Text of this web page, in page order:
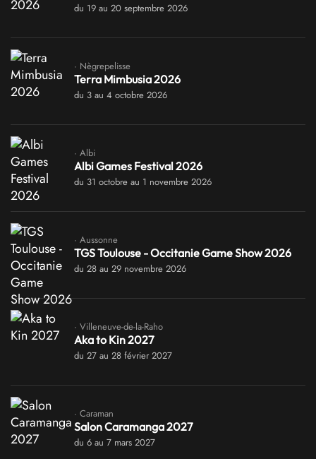
du 19 au 20 septembre 2026
· Nègrepelisse
Terra Mimbusia 2026
du 3 au 4 octobre 2026
· Albi
Albi Games Festival 2026
du 31 octobre au 1 novembre 2026
· Aussonne
TGS Toulouse - Occitanie Game Show 2026
du 28 au 29 novembre 2026
· Villeneuve-de-la-Raho
Aka to Kin 2027
du 27 au 28 février 2027
· Caraman
Salon Caramanga 2027
du 6 au 7 mars 2027